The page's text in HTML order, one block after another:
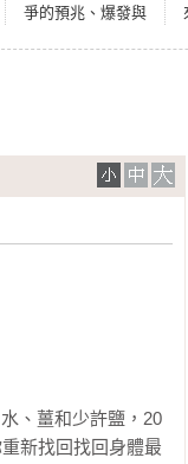
爭的預兆、爆發與
、薑和少許鹽，20
新找回找回身體最